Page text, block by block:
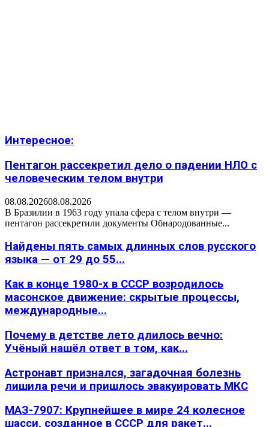
Интересное:
Пентагон рассекретил дело о падении НЛО с
человеческим телом внутри
08.08.202608.08.2026
В Бразилии в 1963 году упала сфера с телом внутри —
пентагон рассекретили документы Обнародованные...
Найдены пять самых длинных слов русского
языка — от 29 до 55...
Как в конце 1980-х в СССР возродилось
масонское движение: скрытые процессы,
международные...
Почему в детстве лето длилось вечно:
Учёный нашёл ответ в том, как...
Астронавт признался, загадочная болезнь
лишила речи и пришлось эвакуировать МКС
МАЗ-7907: Крупнейшее в мире 24 колесное
шасси, созданное в СССР для ракет...